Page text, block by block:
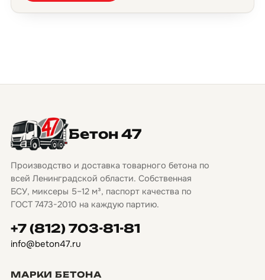
Бетон 47
Производство и доставка товарного бетона по
всей Ленинградской области. Собственная
БСУ, миксеры 5–12 м³, паспорт качества по
ГОСТ 7473-2010 на каждую партию.
+7 (812) 703-81-81
info@beton47.ru
МАРКИ БЕТОНА